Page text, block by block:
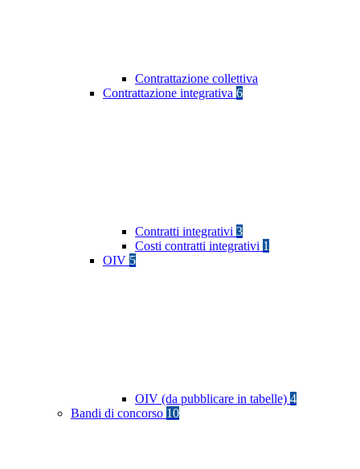
Contrattazione collettiva
Contrattazione integrativa 6
Contratti integrativi 3
Costi contratti integrativi 1
OIV 5
OIV (da pubblicare in tabelle) 4
Bandi di concorso 10